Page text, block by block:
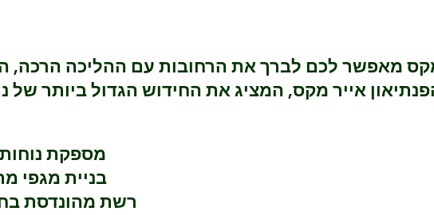
מאפשר לכם לברך את הרחובות עם ההליכה הרכה,
מהפנתיאון אייר מקס, המציג את החידוש הגדול ביותר
בניית מגפי
רשת מהונדסת